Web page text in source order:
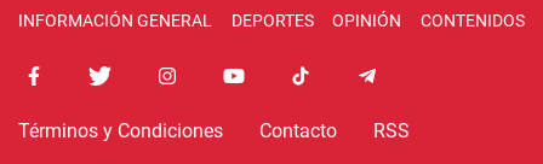
INFORMACIÓN GENERAL DEPORTES OPINIÓN CONTENIDOS
Términos y Condiciones Contacto RSS